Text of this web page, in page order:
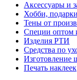
Аксессуары и
Хобби,
Тены от
Специи оптом
Изделия РТИ
Средства по
Изготовление
Печать наклеек